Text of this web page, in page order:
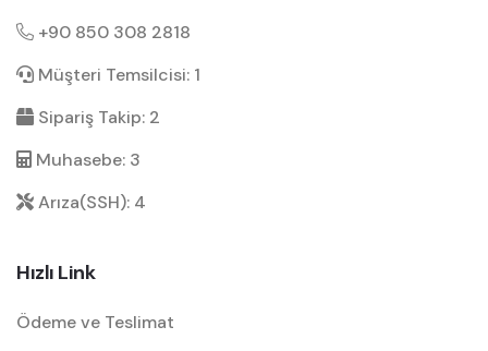
+90 850 308 2818
Müşteri Temsilcisi: 1
Sipariş Takip: 2
Muhasebe: 3
Arıza(SSH): 4
Hızlı Link
Ödeme ve Teslimat